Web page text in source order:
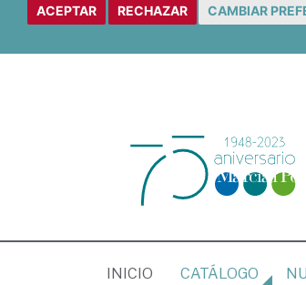
ACEPTAR RECHAZAR CAMBIAR
INICIO (CURRENT)
CATÁLOGO